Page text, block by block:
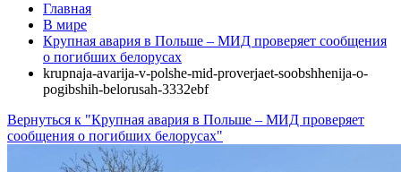
Главная
В мире
Крупная авария в Польше – МИД проверяет сообщения
о погибших белорусах
krupnaja-avarija-v-polshe-mid-proverjaet-soobshhenija-o-
pogibshih-belorusah-3332ebf
Вернуться к "Крупная авария в Польше – МИД проверяет
сообщения о погибших белорусах"